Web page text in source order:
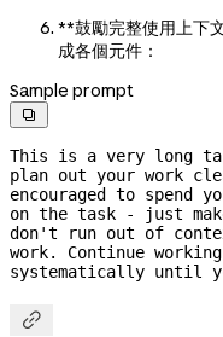
**鼓勵完整使用上下
成各個元件：
Sample prompt

This is a very long
plan out your work
encouraged to spend
on the task - just
don't run out of
work. Continue working
systematically until
